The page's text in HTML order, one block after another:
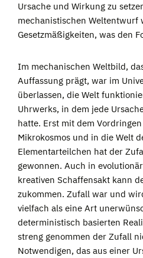
Ursache und Wirkung zu
mechanistischen Weltentwurf
Gesetzmäßigkeiten, was den
Im mechanischen Weltbild,
Auffassung prägt, war im
überlassen, die Welt
Uhrwerks, in dem jede
hatte. Erst mit dem
Mikrokosmos und in die Welt
Elementarteilchen hat der
gewonnen. Auch in
kreativen Schaffensakt kann
zukommen. Zufall war und
vielfach als eine Art
deterministisch basierten
streng genommen der Zufall
Notwendigen, das aus einer